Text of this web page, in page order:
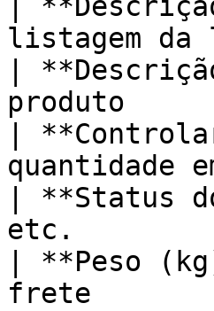
listagem
|
produto
|
| **Status
etc.
| **Peso
frete